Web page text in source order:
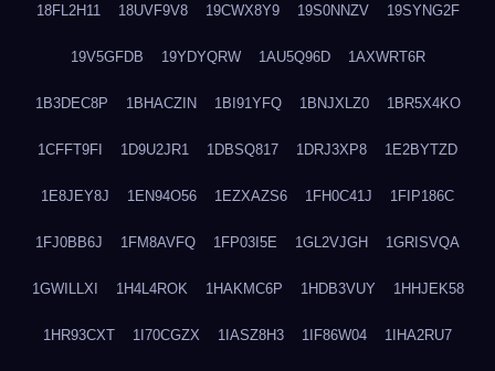
18FL2H11 18UVF9V8 19CWX8Y9 19S0NNZV 19SYNG2F
19V5GFDB 19YDYQRW 1AU5Q96D 1AXWRT6R
1B3DEC8P 1BHACZIN 1BI91YFQ 1BNJXLZ0 1BR5X4KO
1CFFT9FI 1D9U2JR1 1DBSQ817 1DRJ3XP8 1E2BYTZD
1E8JEY8J 1EN94O56 1EZXAZS6 1FH0C41J 1FIP186C
1FJ0BB6J 1FM8AVFQ 1FP03I5E 1GL2VJGH 1GRISVQA
1GWILLXI 1H4L4ROK 1HAKMC6P 1HDB3VUY 1HHJEK58
1HR93CXT 1I70CGZX 1IASZ8H3 1IF86W04 1IHA2RU7